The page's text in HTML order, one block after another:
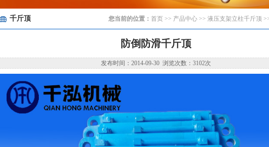
您当前的位置： 首页 >> 产品中心 >> 液压支架立柱千斤顶
千斤顶
防倒防滑千斤顶
发布时间：2014-09-30 浏览次数：3102次